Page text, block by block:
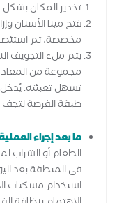
تخدير المكان
فتح مينا الأسنان
مخصصة، ثم
يتم ملء التجويف
مجموعة من
تسهل تعبئته.
طبقة الفرصة
ما بعد إجراء
الطعام أو الشراب
في المنطقة بعد
استخدام مسكنات